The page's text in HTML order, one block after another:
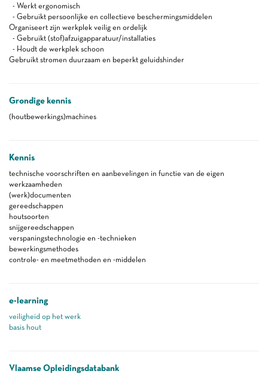
- Werkt ergonomisch
- Gebruikt persoonlijke en collectieve beschermingsmiddelen
Organiseert zijn werkplek veilig en ordelijk
- Gebruikt (stof)afzuigapparatuur/installaties
- Houdt de werkplek schoon
Gebruikt stromen duurzaam en beperkt geluidshinder
Grondige kennis
(houtbewerkings)machines
Kennis
technische voorschriften en aanbevelingen in functie van de eigen
werkzaamheden
(werk)documenten
gereedschappen
houtsoorten
snijgereedschappen
verspaningstechnologie en -technieken
bewerkingsmethodes
controle- en meetmethoden en -middelen
e-learning
veiligheid op het werk
basis hout
Vlaamse Opleidingsdatabank